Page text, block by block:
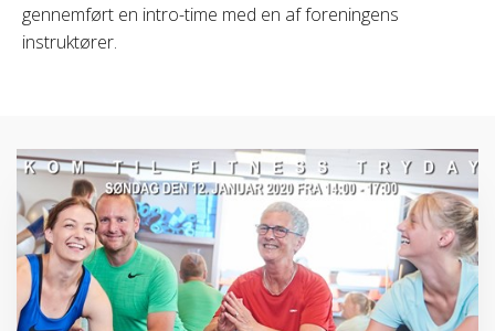
gennemført en intro-time med en af foreningens
instruktører.